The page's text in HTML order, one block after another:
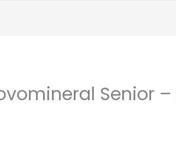
Senior –